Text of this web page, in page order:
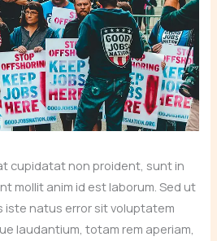
cupidatat non proident, sunt in
mollit anim id est laborum. Sed ut
iste natus error sit voluptatem
laudantium, totam rem aperiam,